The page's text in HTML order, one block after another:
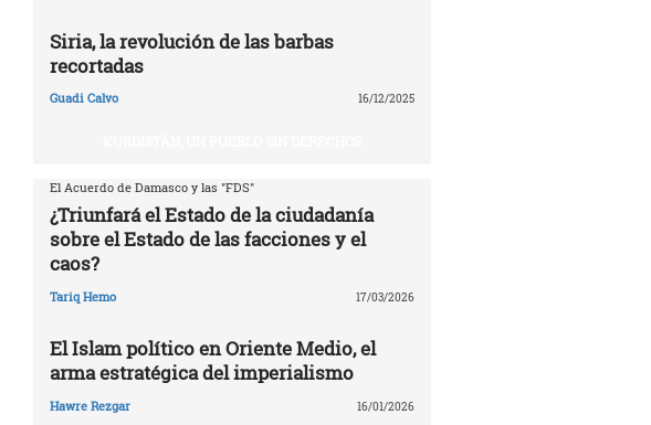
Siria, la revolución de las barbas
recortadas
Guadi Calvo 16/12/2025
El Acuerdo de Damasco y las "FDS"
¿Triunfará el Estado de la ciudadanía
sobre el Estado de las facciones y el
caos?
Tariq Hemo 17/03/2026
El Islam político en Oriente Medio, el
arma estratégica del imperialismo
Hawre Rezgar 16/01/2026